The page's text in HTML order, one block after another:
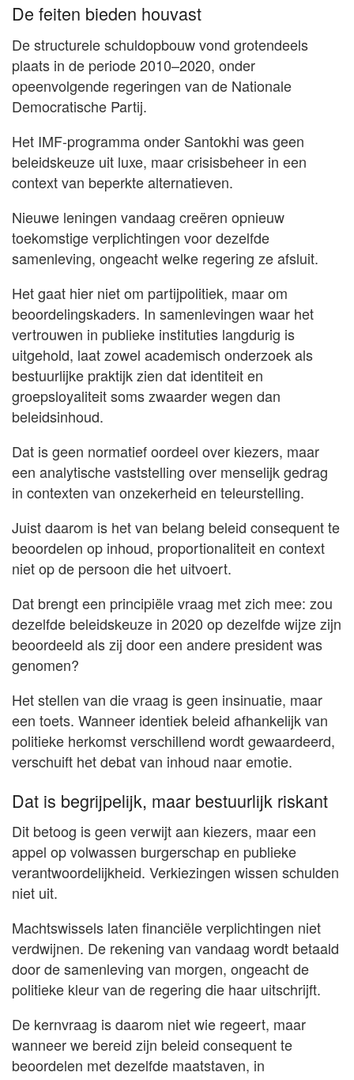
De feiten bieden houvast
De structurele schuldopbouw vond grotendeels
plaats in de periode 2010–2020, onder
opeenvolgende regeringen van de Nationale
Democratische Partij.
Het IMF-programma onder Santokhi was geen
beleidskeuze uit luxe, maar crisisbeheer in een
context van beperkte alternatieven.
Nieuwe leningen vandaag creëren opnieuw
toekomstige verplichtingen voor dezelfde
samenleving, ongeacht welke regering ze afsluit.
Het gaat hier niet om partijpolitiek, maar om
beoordelingskaders. In samenlevingen waar het
vertrouwen in publieke instituties langdurig is
uitgehold, laat zowel academisch onderzoek als
bestuurlijke praktijk zien dat identiteit en
groepsloyaliteit soms zwaarder wegen dan
beleidsinhoud.
Dat is geen normatief oordeel over kiezers, maar
een analytische vaststelling over menselijk gedrag
in contexten van onzekerheid en teleurstelling.
Juist daarom is het van belang beleid consequent te
beoordelen op inhoud, proportionaliteit en context
niet op de persoon die het uitvoert.
Dat brengt een principiële vraag met zich mee: zou
dezelfde beleidskeuze in 2020 op dezelfde wijze zijn
beoordeeld als zij door een andere president was
genomen?
Het stellen van die vraag is geen insinuatie, maar
een toets. Wanneer identiek beleid afhankelijk van
politieke herkomst verschillend wordt gewaardeerd,
verschuift het debat van inhoud naar emotie.
Dat is begrijpelijk, maar bestuurlijk riskant
Dit betoog is geen verwijt aan kiezers, maar een
appel op volwassen burgerschap en publieke
verantwoordelijkheid. Verkiezingen wissen schulden
niet uit.
Machtswissels laten financiële verplichtingen niet
verdwijnen. De rekening van vandaag wordt betaald
door de samenleving van morgen, ongeacht de
politieke kleur van de regering die haar uitschrijft.
De kernvraag is daarom niet wie regeert, maar
wanneer we bereid zijn beleid consequent te
beoordelen met dezelfde maatstaven, in